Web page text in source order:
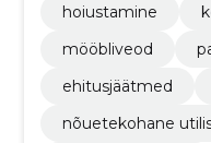
hoiustamine
mööbliveod
ehitusjäätmed
nõuetekohane